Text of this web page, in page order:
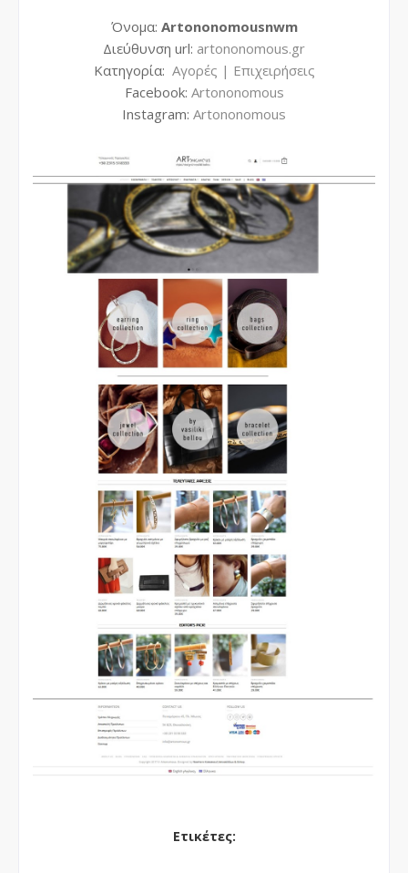
Όνομα: Artononomousnwm
Διεύθυνση url: artononomous.gr
Κατηγορία: Αγορές | Επιχειρήσεις
Facebook: Artononomous
Instagram: Artononomous
Ετικέτες: